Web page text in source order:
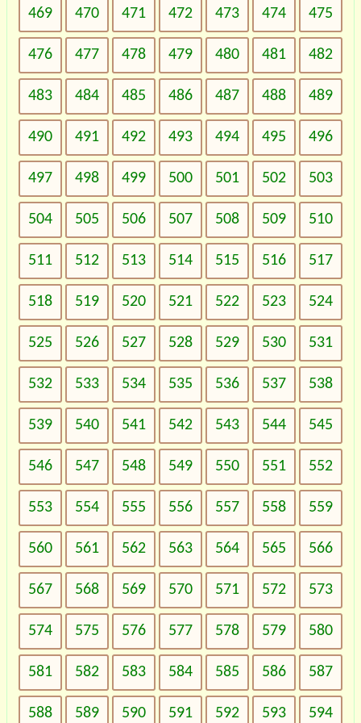
469 470 471 472 473 474 475
476 477 478 479 480 481 482
483 484 485 486 487 488 489
490 491 492 493 494 495 496
497 498 499 500 501 502 503
504 505 506 507 508 509 510
511 512 513 514 515 516 517
518 519 520 521 522 523 524
525 526 527 528 529 530 531
532 533 534 535 536 537 538
539 540 541 542 543 544 545
546 547 548 549 550 551 552
553 554 555 556 557 558 559
560 561 562 563 564 565 566
567 568 569 570 571 572 573
574 575 576 577 578 579 580
581 582 583 584 585 586 587
588 589 590 591 592 593 594